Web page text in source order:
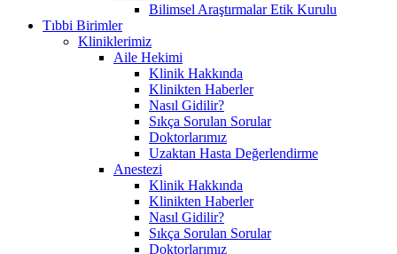
Bilimsel Araştırmalar Etik Kurulu
Tıbbi Birimler
Kliniklerimiz
Aile Hekimi
Klinik Hakkında
Klinikten Haberler
Nasıl Gidilir?
Sıkça Sorulan Sorular
Doktorlarımız
Uzaktan Hasta Değerlendirme
Anestezi
Klinik Hakkında
Klinikten Haberler
Nasıl Gidilir?
Sıkça Sorulan Sorular
Doktorlarımız